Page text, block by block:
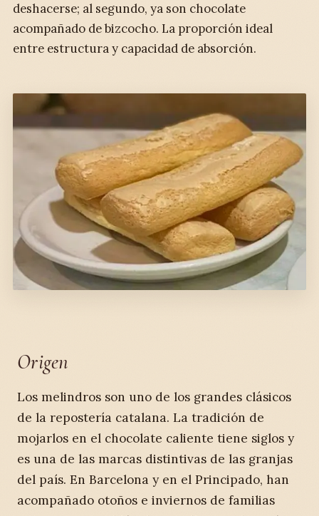
deshacerse; al segundo, ya son chocolate
acompañado de bizcocho. La proporción ideal
entre estructura y capacidad de absorción.
Origen
Los melindros son uno de los grandes clásicos
de la repostería catalana. La tradición de
mojarlos en el chocolate caliente tiene siglos y
es una de las marcas distintivas de las granjas
del país. En Barcelona y en el Principado, han
acompañado otoños e inviernos de familias